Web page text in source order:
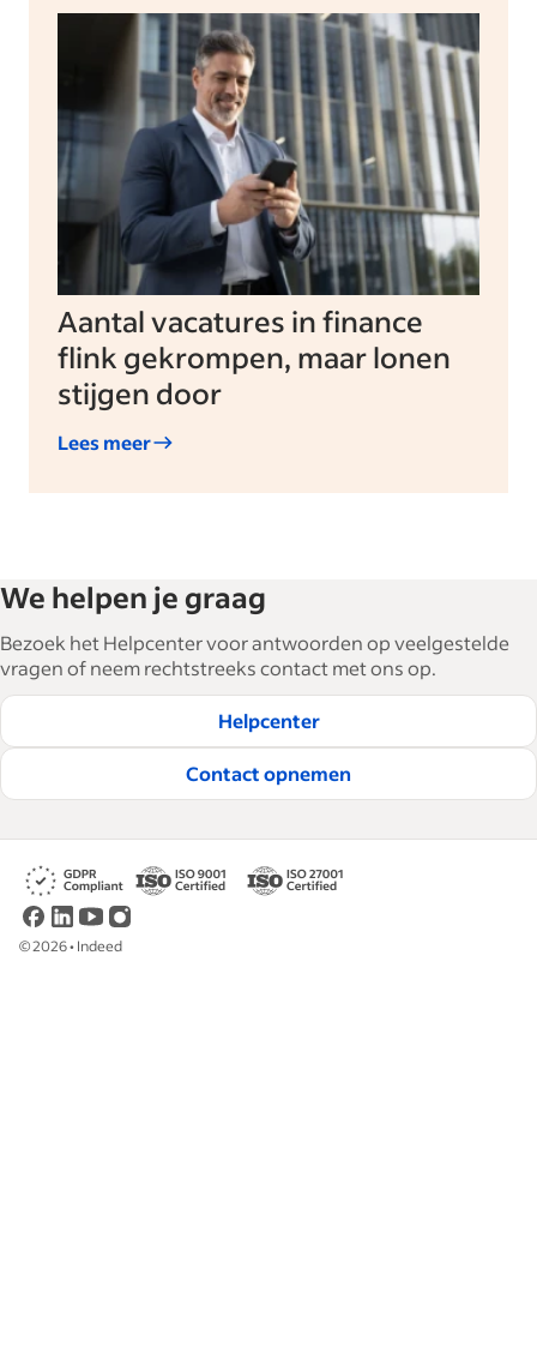
Aantal vacatures in finance
flink gekrompen, maar lonen
stijgen door
Lees meer
We helpen je graag
Bezoek het Helpcenter voor antwoorden op veelgestelde
vragen of neem rechtstreeks contact met ons op.
Helpcenter
Contact opnemen
©2026• Indeed